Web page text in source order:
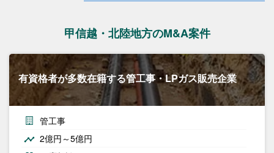
甲信越・北陸地方のM&A案件
有資格者が多数在籍する管工事・LPガス販売企業
管工事
2億円～5億円